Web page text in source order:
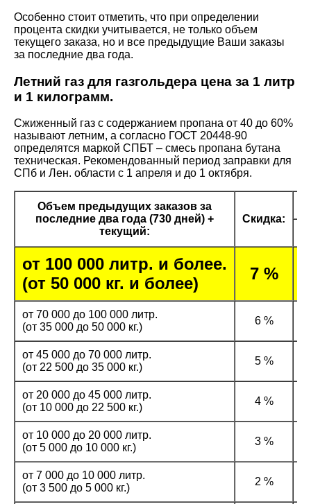
Особенно стоит отметить, что при определении
процента скидки учитывается, не только объем
текущего заказа, но и все предыдущие Ваши заказы
за последние два года.
Летний газ для газгольдера цена за 1 литр
и 1 килограмм.
Сжиженный газ с содержанием пропана от 40 до 60%
называют летним, а согласно ГОСТ 20448-90
определятся маркой СПБТ – смесь пропана бутана
техническая. Рекомендованный период заправки для
СПб и Лен. области с 1 апреля и до 1 октября.
Объем предыдущих заказов за
последние два года (730 дней) +
текущий:
Скидка:
от 100 000 литр. и более.
(от 50 000 кг. и более)
7 %
от 70 000 до 100 000 литр.
(от 35 000 до 50 000 кг.)
6 %
от 45 000 до 70 000 литр.
(от 22 500 до 35 000 кг.)
5 %
от 20 000 до 45 000 литр.
(от 10 000 до 22 500 кг.)
4 %
от 10 000 до 20 000 литр.
(от 5 000 до 10 000 кг.)
3 %
от 7 000 до 10 000 литр.
(от 3 500 до 5 000 кг.)
2 %